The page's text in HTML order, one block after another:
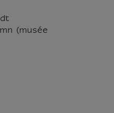
(musée